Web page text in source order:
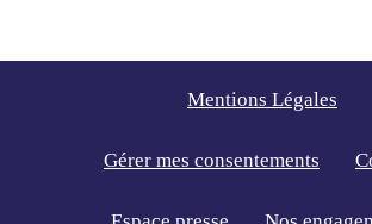
Mentions Légales
Gérer mes consentements